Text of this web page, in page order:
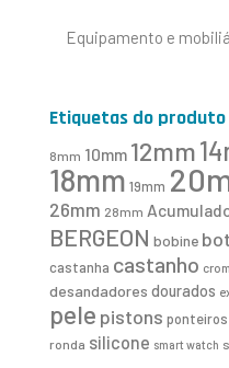
Equipamento e
Etiquetas do produto
8mm 10mm 12mm
18mm 19mm
26mm 28mm
BERGEON bobine
castanha castanho
desandadores dourados
pele pistons ponteiros
ronda silicone smart watch